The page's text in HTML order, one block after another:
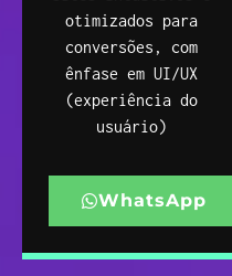
otimizados para
conversões, com
ênfase em UI/UX
(experiência do
usuário)
WhatsApp